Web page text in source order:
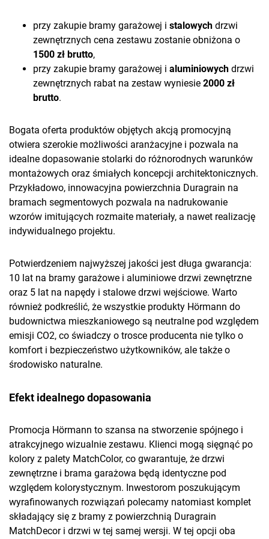
przy zakupie bramy garażowej i stalowych drzwi
zewnętrznych cena zestawu zostanie obniżona o
1500 zł brutto,
przy zakupie bramy garażowej i aluminiowych drzwi
zewnętrznych rabat na zestaw wyniesie 2000 zł
brutto.
Bogata oferta produktów objętych akcją promocyjną
otwiera szerokie możliwości aranżacyjne i pozwala na
idealne dopasowanie stolarki do różnorodnych warunków
montażowych oraz śmiałych koncepcji architektonicznych.
Przykładowo, innowacyjna powierzchnia Duragrain na
bramach segmentowych pozwala na nadrukowanie
wzorów imitujących rozmaite materiały, a nawet realizację
indywidualnego projektu.
Potwierdzeniem najwyższej jakości jest długa gwarancja:
10 lat na bramy garażowe i aluminiowe drzwi zewnętrzne
oraz 5 lat na napędy i stalowe drzwi wejściowe. Warto
również podkreślić, że wszystkie produkty Hörmann do
budownictwa mieszkaniowego są neutralne pod względem
emisji CO2​, co świadczy o trosce producenta nie tylko o
komfort i bezpieczeństwo użytkowników, ale także o
środowisko naturalne.
Efekt idealnego dopasowania
Promocja Hörmann to szansa na stworzenie spójnego i
atrakcyjnego wizualnie zestawu. Klienci mogą sięgnąć po
kolory z palety MatchColor, co gwarantuje, że drzwi
zewnętrzne i brama garażowa będą identyczne pod
względem kolorystycznym. Inwestorom poszukującym
wyrafinowanych rozwiązań polecamy natomiast komplet
składający się z bramy z powierzchnią Duragrain
MatchDecor i drzwi w tej samej wersji. W tej opcji oba